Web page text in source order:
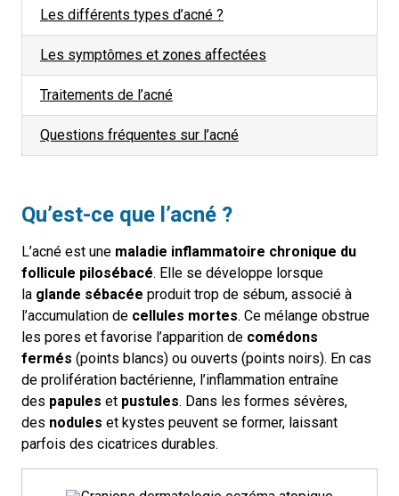
Les différents types d’acné ?
Les symptômes et zones affectées
Traitements de l’acné
Questions fréquentes sur l’acné
Qu’est-ce que l’acné ?
L’acné est une maladie inflammatoire chronique du
follicule pilosébacé. Elle se développe lorsque
la glande sébacée produit trop de sébum, associé à
l’accumulation de cellules mortes. Ce mélange obstrue
les pores et favorise l’apparition de comédons
fermés (points blancs) ou ouverts (points noirs). En cas
de prolifération bactérienne, l’inflammation entraîne
des papules et pustules. Dans les formes sévères,
des nodules et kystes peuvent se former, laissant
parfois des cicatrices durables.